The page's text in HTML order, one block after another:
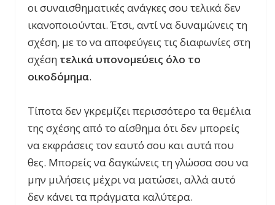
οι συναισθηματικές ανάγκες σου τελικά δεν
ικανοποιούνται. Έτσι, αντί να δυναμώνεις τη
σχέση, με το να αποφεύγεις τις διαφωνίες στη
σχέση τελικά υπονομεύεις όλο το
οικοδόμημα.
Τίποτα δεν γκρεμίζει περισσότερο τα θεμέλια
της σχέσης από το αίσθημα ότι δεν μπορείς
να εκφράσεις τον εαυτό σου και αυτά που
θες. Μπορείς να δαγκώνεις τη γλώσσα σου να
μην μιλήσεις μέχρι να ματώσει, αλλά αυτό
δεν κάνει τα πράγματα καλύτερα.